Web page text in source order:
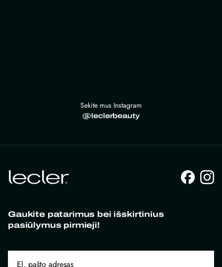
Sekite mus Instagram
@leclerbeauty
Gaukite patarimus bei išskirtinius
pasiūlymus pirmieji!